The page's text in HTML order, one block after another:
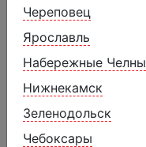
Череповец
Ярославль
Набережные Челны
Нижнекамск
Зеленодольск
Чебоксары